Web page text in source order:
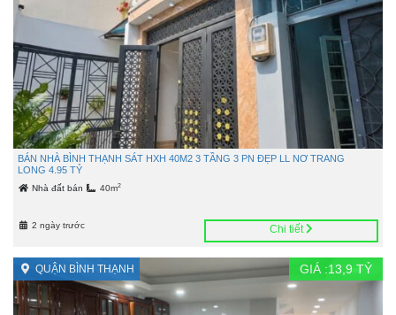
BÁN NHÀ BÌNH THẠNH SÁT HXH 40M2 3 TẦNG 3 PN ĐẸP LL NƠ TRANG
LONG 4.95 TỶ
Nhà đất bán 40m2
2 ngày trước Chi tiết
QUẬN BÌNH THẠNH GIÁ :13,9 TỶ